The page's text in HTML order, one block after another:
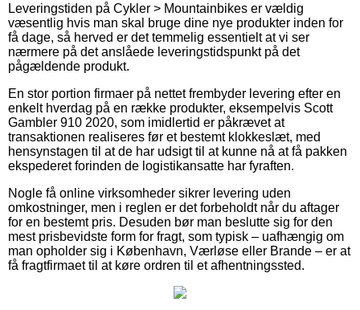
Leveringstiden på Cykler > Mountainbikes er vældig
væsentlig hvis man skal bruge dine nye produkter inden for
få dage, så herved er det temmelig essentielt at vi ser
nærmere på det anslåede leveringstidspunkt på det
pågældende produkt.
En stor portion firmaer på nettet frembyder levering efter en
enkelt hverdag på en række produkter, eksempelvis Scott
Gambler 910 2020, som imidlertid er påkrævet at
transaktionen realiseres før et bestemt klokkeslæt, med
hensynstagen til at de har udsigt til at kunne nå at få pakken
ekspederet forinden de logistikansatte har fyraften.
Nogle få online virksomheder sikrer levering uden
omkostninger, men i reglen er det forbeholdt når du aftager
for en bestemt pris. Desuden bør man beslutte sig for den
mest prisbevidste form for fragt, som typisk – uafhængig om
man opholder sig i København, Værløse eller Brande – er at
få fragtfirmaet til at køre ordren til et afhentningssted.